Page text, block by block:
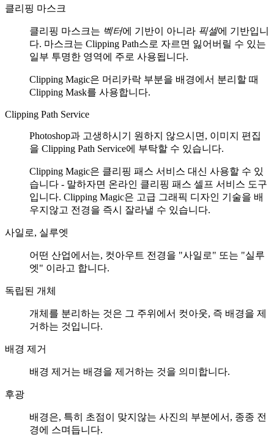
클리핑 마스크
클리핑 마스크는 벡터에 기반이 아니라 픽셀에 기반입니
다. 마스크는 Clipping Path스로 자르면 잃어버릴 수 있는
일부 투명한 영역에 주로 사용됩니다.
Clipping Magic은 머리카락 부분을 배경에서 분리할 때
Clipping Mask를 사용합니다.
Clipping Path Service
Photoshop과 고생하시기 원하지 않으시면, 이미지 편집
을 Clipping Path Service에 부탁할 수 있습니다.
Clipping Magic은 클리핑 패스 서비스 대신 사용할 수 있
습니다 - 말하자면 온라인 클리핑 패스 셀프 서비스 도구
입니다. Clipping Magic은 고급 그래픽 디자인 기술을 배
우지않고 전경을 즉시 잘라낼 수 있습니다.
사일로, 실루엣
어떤 산업에서는, 컷아우트 전경을 "사일로" 또는 "실루
엣" 이라고 합니다.
독립된 개체
개체를 분리하는 것은 그 주위에서 컷아웃, 즉 배경을 제
거하는 것입니다.
배경 제거
배경 제거는 배경을 제거하는 것을 의미합니다.
후광
배경은, 특히 초점이 맞지않는 사진의 부분에서, 종종 전
경에 스며듭니다.